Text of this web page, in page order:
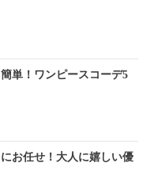
単！ワンピースコーデ5
お任せ！大人に嬉しい優